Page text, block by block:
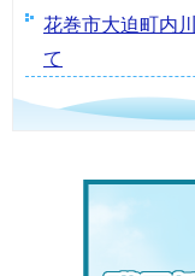
花巻市大迫町内
て